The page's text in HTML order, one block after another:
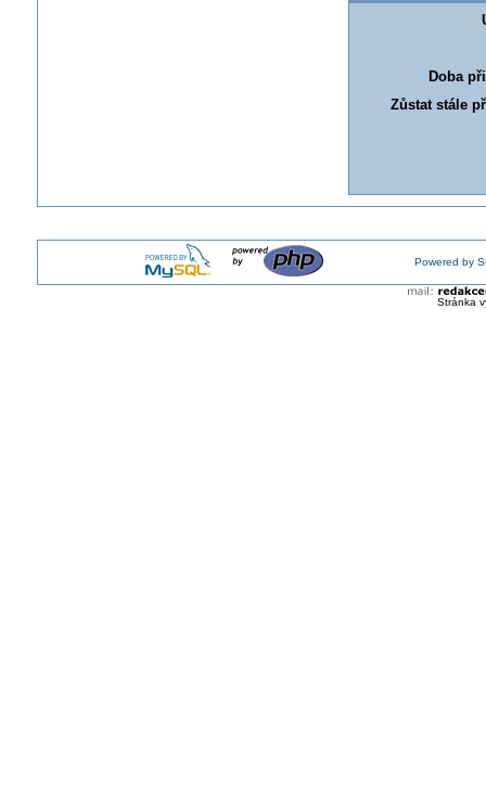
Doba
Zůstat stále
Powered by
Stránka